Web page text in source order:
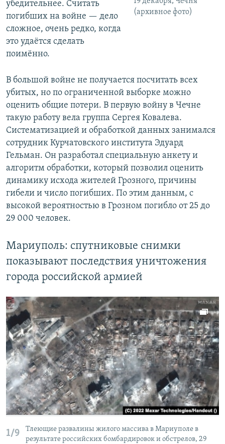
(архивное фото)
убедительнее. Считать
погибших на войне — дело
сложное, очень редко, когда
это удаётся сделать
поимённо.
В большой войне не получается посчитать всех
убитых, но по ограниченной выборке можно
оценить общие потери. В первую войну в Чечне
такую работу вела группа Сергея Ковалева.
Систематизацией и обработкой данных занимался
сотрудник Курчатовского института Эдуард
Гельман. Он разработал специальную анкету и
алгоритм обработки, который позволил оценить
динамику исхода жителей Грозного, причины
гибели и число погибших. По этим данным, с
высокой вероятностью в Грозном погибло от 25 до
29 000 человек.
Мариуполь: спутниковые снимки
показывают последствия уничтожения
города российской армией
1/9
Тлеющие развалины жилого массива в Мариуполе в
результате российских бомбардировок и обстрелов, 29